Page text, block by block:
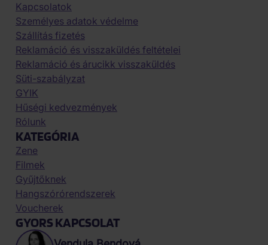
Kapcsolatok
Személyes adatok védelme
Szállítás fizetés
Reklamáció és visszaküldés feltételei
Reklamáció és árucikk visszaküldés
Süti-szabályzat
GYIK
Hűségi kedvezmények
Rólunk
KATEGÓRIA
Zene
Filmek
Gyűjtőknek
Hangszórórendszerek
Voucherek
GYORS KAPCSOLAT